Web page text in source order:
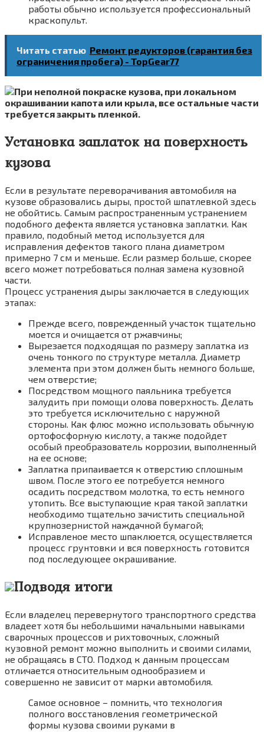
работы обычно используется профессиональный
краскопульт.
Читать статью Ремонт редукторов (гарантия без
ограничения пробега) - TopGear77
При неполной покраске кузова, при локальном
окрашивании капота или крыла, все остальные части
требуется закрыть пленкой.
Установка заплаток на поверхность
кузова
Если в результате переворачивания автомобиля на
кузове образовались дыры, простой шпатлевкой здесь
не обойтись. Самым распространенным устранением
подобного дефекта является установка заплатки. Как
правило, подобный метод используется для
исправления дефектов такого плана диаметром
примерно 7 см и меньше. Если размер больше, скорее
всего может потребоваться полная замена кузовной
части.
Процесс устранения дыры заключается в следующих
этапах:
Прежде всего, поврежденный участок тщательно
моется и очищается от ржавчины;
Вырезается подходящая по размеру заплатка из
очень тонкого по структуре металла. Диаметр
элемента при этом должен быть немного больше,
чем отверстие;
Посредством мощного паяльника требуется
залудить при помощи олова поверхность. Делать
это требуется исключительно с наружной
стороны. Как флюс можно использовать обычную
ортофосфорную кислоту, а также подойдет
особый преобразователь коррозии, выполненный
на ее основе;
Заплатка припаивается к отверстию сплошным
швом. После этого ее потребуется немного
осадить посредством молотка, то есть немного
утопить. Все выступающие края такой заплатки
необходимо тщательно зачистить специальной
крупнозернистой наждачной бумагой;
Исправленое место шпаклюется, осуществляется
процесс грунтовки и вся поверхность готовится
под последующее окрашивание.
Подводя итоги
Если владелец перевернутого транспортного средства
владеет хотя бы небольшими начальными навыками
сварочных процессов и рихтовочных, сложный
кузовной ремонт можно выполнить и своими силами,
не обращаясь в СТО. Подход к данным процессам
отличается относительным однообразием и
совершенно не зависит от марки автомобиля.
Самое основное – помнить, что технология
полного восстановления геометрической
формы кузова своими руками в